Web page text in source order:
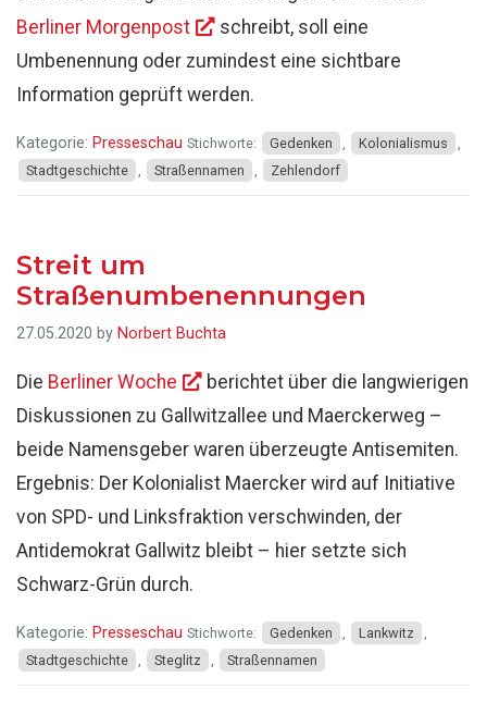
Berliner Morgenpost
schreibt, soll eine
Umbenennung oder zumindest eine sichtbare
Information geprüft werden.
Kategorie: Presseschau Stichworte: Gedenken , Kolonialismus
,
Stadtgeschichte , Straßennamen , Zehlendorf
Streit um
Straßenumbenennungen
27.05.2020 by Norbert Buchta
Die Berliner Woche
berichtet über die langwierigen
Diskussionen zu Gallwitzallee und Maerckerweg –
beide Namensgeber waren überzeugte Antisemiten.
Ergebnis: Der Kolonialist Maercker wird auf Initiative
von SPD- und Linksfraktion verschwinden, der
Antidemokrat Gallwitz bleibt – hier setzte sich
Schwarz-Grün durch.
Kategorie: Presseschau Stichworte: Gedenken , Lankwitz ,
Stadtgeschichte , Steglitz , Straßennamen